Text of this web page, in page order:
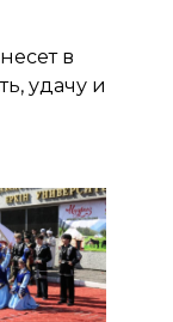
в
удачу и